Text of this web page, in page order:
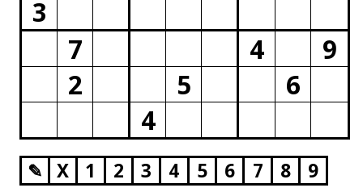
3
7
4
9
2
5
6
4
✎ X 1 2 3 4 5 6 7 8 9